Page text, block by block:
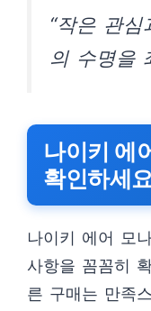
“작은 관
의 수명을
나이키 에
확인하세
나이키 에어 모
사항을 꼼꼼히
른 구매는 만족